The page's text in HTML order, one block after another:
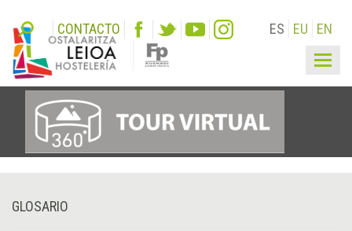
CONTACTO ES EU EN
GLOSARIO